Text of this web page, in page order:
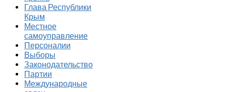
Глава Республики
Крым
Местное
самоуправление
Персоналии
Выборы
Законодательство
Партии
Международные